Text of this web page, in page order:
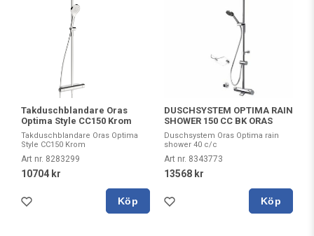
Takduschblandare Oras
Optima Style CC150 Krom
Takduschblandare Oras Optima
Style CC150 Krom
Art nr. 8283299
10704 kr
Köp
DUSCHSYSTEM OPTIMA RAIN
SHOWER 150 CC BK ORAS
Duschsystem Oras Optima rain
shower 40 c/c
Art nr. 8343773
13568 kr
Köp